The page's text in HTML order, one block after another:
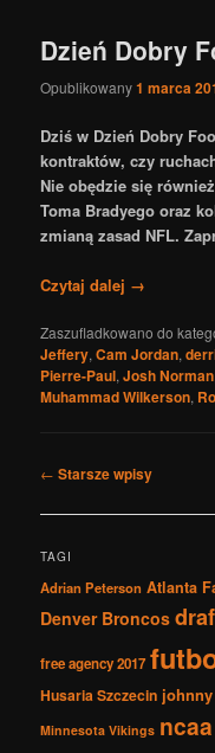
Dzień Dobry
Opublikowany1 marca
Dziś w Dzień Dobry
kontraktów, czy
Nie obędzie się
Toma Bradyego oraz
zmianą zasad NFL.
Czytaj dalej →
Zaszufladkowano do
Jeffery,Cam Jordan,
Pierre-Paul,Josh Norman
Muhammad Wilkerson,
Nawigacja
wpisach
← Starsze wpisy
TAGI
Adrian Peterson Atlanta
Denver Broncos
free agency 2017
Husaria Szczecin
Minnesota Vikings ncaa